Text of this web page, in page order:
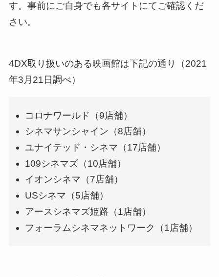
す。事前にご自身でも各サイトにてご確認くだ
さい。
4DX取り扱いのある映画館は下記の通り（2021
年3月21日調べ）
コロナワールド（9店舗）
シネマサンシャイン（8店舗）
ユナイテッド・シネマ（17店舗）
109シネマズ（10店舗）
イオンシネマ（7店舗）
USシネマ（5店舗）
アースシネマズ姫路（1店舗）
フォーラムシネマネットワーク（1店舗）